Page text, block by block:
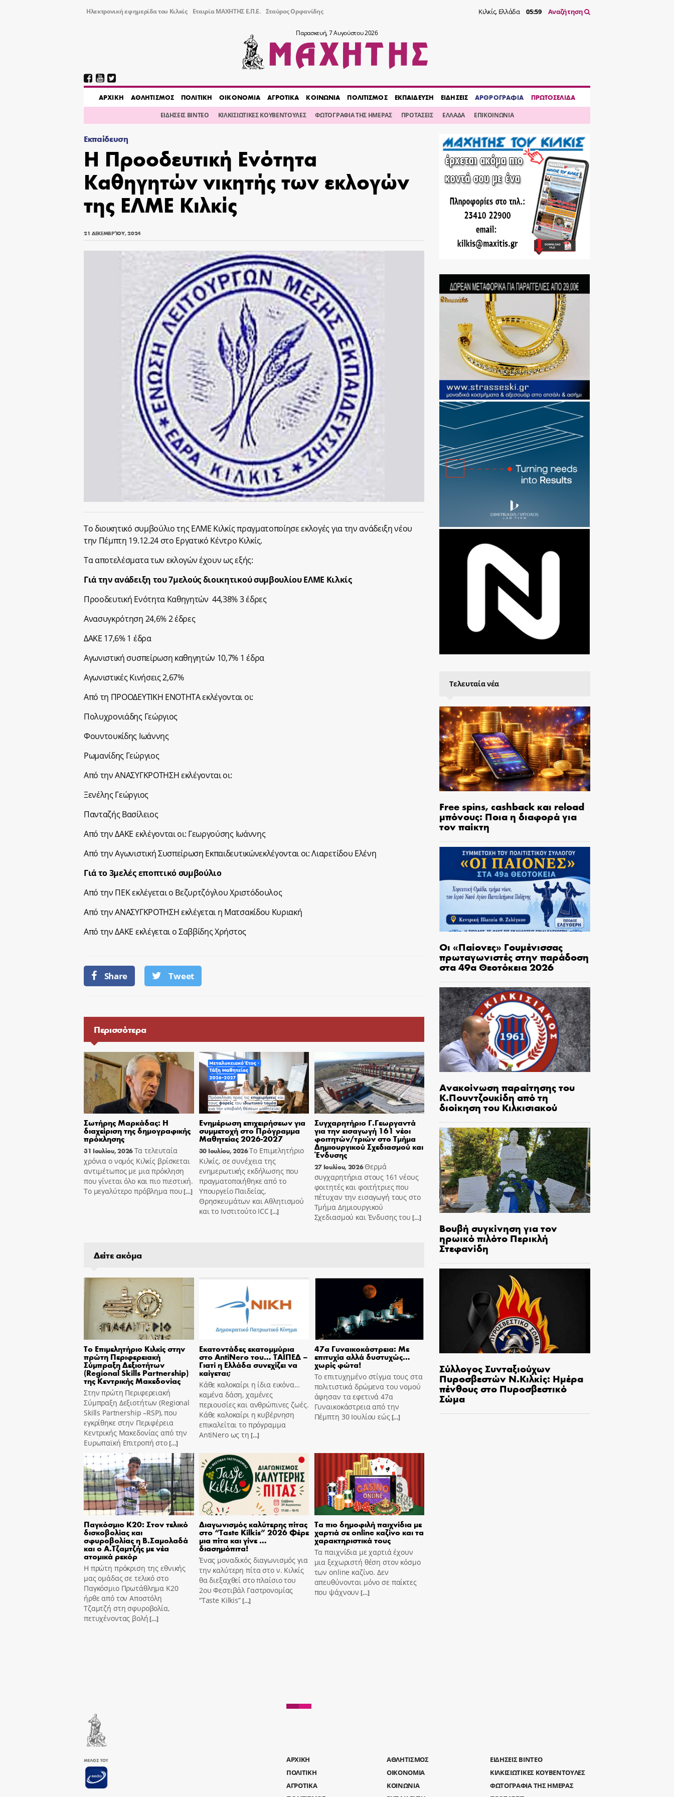
Ηλεκτρονική εφημερίδα του Κιλκίς Εταιρία ΜΑΧΗΤΗΣ Ε.Π.Ε. Σταύρος Ορφανίδης Κιλκίς, Ελλάδα 05:59 Αναζήτηση
Παρασκευή, 7 Αυγούστου 2026
AΡΧΙΚΗ ΑΘΛΗΤΙΣΜΟΣ ΠΟΛΙΤΙΚΗ ΟΙΚΟΝΟΜΙΑ ΑΓΡΟΤΙΚΑ ΚΟΙΝΩΝΙΑ ΠΟΛΙΤΙΣΜΟΣ ΕΚΠΑΙΔΕΥΣΗ ΕΙΔΗΣΕΙΣ ΑΡΘΡΟΓΡΑΦΙΑ ΠΡΩΤΟΣΕΛΙΔΑ
ΕΙΔΗΣΕΙΣ ΒΙΝΤΕΟ ΚΙΛΚΙΣΙΩΤΙΚΕΣ ΚΟΥΒΕΝΤΟΥΛΕΣ ΦΩΤΟΓΡΑΦΙΑ ΤΗΣ ΗΜΕΡΑΣ ΠΡΟΤΑΣΕΙΣ ΕΛΛΑΔΑ ΕΠΙΚΟΙΝΩΝΙΑ
Εκπαίδευση
Η Προοδευτική Ενότητα
Καθηγητών νικητής των εκλογών
της ΕΛΜΕ Κιλκίς
21 ΔΕΚΕΜΒΡΊΟΥ, 2024
To διοικητικό συμβούλιο της ΕΛΜΕ Κιλκίς πραγματοποίησε εκλογές για την ανάδειξη νέου
την Πέμπτη 19.12.24 στο Εργατικό Κέντρο Κιλκίς.
Τα αποτελέσματα των εκλογών έχουν ως εξής:
Γιά την ανάδειξη του 7μελούς διοικητικού συμβουλίου ΕΛΜΕ Κιλκίς
Προοδευτική Ενότητα Καθηγητών 44,38% 3 έδρες
Ανασυγκρότηση 24,6% 2 έδρες
ΔΑΚΕ 17,6% 1 έδρα
Αγωνιστική συσπείρωση καθηγητών 10,7% 1 έδρα
Αγωνιστικές Κινήσεις 2,67%
Από τη ΠΡΟΟΔΕΥΤΙΚΗ ΕΝΟΤΗΤΑ εκλέγονται οι:
Πολυχρονιάδης Γεώργιος
Φουντουκίδης Ιωάννης
Ρωμανίδης Γεώργιος
Από την ΑΝΑΣΥΓΚΡΟΤΗΣΗ εκλέγονται οι:
Ξενέλης Γεώργιος
Πανταζής Βασίλειος
Από την ΔΑΚΕ εκλέγονται οι: Γεωργούσης Ιωάννης
Από την Αγωνιστική Συσπείρωση Εκπαιδευτικώνεκλέγονται οι: Λιαρετίδου Ελένη
Γιά το 3μελές εποπτικό συμβούλιο
Από την ΠΕΚ εκλέγεται ο Βεζυρτζόγλου Χριστόδουλος
Από την ΑΝΑΣΥΓΚΡΟΤΗΣΗ εκλέγεται η Ματσακίδου Κυριακή
Από την ΔΑΚΕ εκλέγεται ο Σαββίδης Χρήστος
Share Tweet
Περισσότερα
Σωτήρης Μαρκάδας: Η
διαχείριση της δημογραφικής
πρόκλησης
31 Ιουλίου, 2026Τα τελευταία
χρόνια ο νομός Κιλκίς βρίσκεται
αντιμέτωπος με μια πρόκληση
που γίνεται όλο και πιο πιεστική.
Το μεγαλύτερο πρόβλημα που[…]
Ενημέρωση επιχειρήσεων για
συμμετοχή στο Πρόγραμμα
Μαθητείας 2026-2027
30 Ιουλίου, 2026Το Επιμελητήριο
Κιλκίς, σε συνέχεια της
ενημερωτικής εκδήλωσης που
πραγματοποιήθηκε από το
Υπουργείο Παιδείας,
Θρησκευμάτων και Αθλητισμού
και το Ινστιτούτο ICC[…]
Συγχαρητήριο Γ.Γεωργαντά
για την εισαγωγή 161 νέοι
φοιτητών/τριών στο Τμήμα
Δημιουργικού Σχεδιασμού και
Ένδυσης
27 Ιουλίου, 2026Θερμά
συγχαρητήρια στους 161 νέους
φοιτητές και φοιτήτριες που
πέτυχαν την εισαγωγή τους στο
Τμήμα Δημιουργικού
Σχεδιασμού και Ένδυσης του […]
Δείτε ακόμα
Το Επιμελητήριο Κιλκίς στην
πρώτη Περιφερειακή
Σύμπραξη Δεξιοτήτων
(Regional Skills Partnership)
της Κεντρικής Μακεδονίας
Στην πρώτη Περιφερειακή
Σύμπραξη Δεξιοτήτων (Regional
Skills Partnership –RSP), που
εγκρίθηκε στην Περιφέρεια
Κεντρικής Μακεδονίας από την
Ευρωπαϊκή Επιτροπή στο[…]
Εκατοντάδες εκατομμύρια
στο AntiNero του… ΤΑΙΠΕΔ –
Γιατί η Ελλάδα συνεχίζει να
καίγεται;
Κάθε καλοκαίρι η ίδια εικόνα…
καμένα δάση, χαμένες
περιουσίες και ανθρώπινες ζωές.
Κάθε καλοκαίρι η κυβέρνηση
επικαλείται το πρόγραμμα
AntiNero ως τη […]
47α Γυναικοκάστρεια: Με
επιτυχία αλλά δυστυχώς…
χωρίς φώτα!
Το επιτυχημένο στίγμα τους στα
πολιτιστικά δρώμενα του νομού
άφησαν τα εφετινά 47α
Γυναικοκάστρεια από την
Πέμπτη 30 Ιουλίου εώς[…]
Παγκόσμιο Κ20: Στον τελικό
δισκοβολίας και
σφυροβολίας η Β.Σαμολαδά
και ο Α.Τζαμτζής με νέα
ατομικά ρεκόρ
Η πρώτη πρόκριση της εθνικής
μας ομάδας σε τελικό στο
Παγκόσμιο Πρωτάθλημα Κ20
ήρθε από τον Αποστόλη
Τζαμτζή στη σφυροβολία,
πετυχένοντας βολή[…]
Διαγωνισμός καλύτερης πίτας
στο “Taste Kilkis” 2026 Φέρε
μια πίτα και γίνε …
διασημόπιτα!
Ένας μοναδικός διαγωνισμός για
την καλύτερη πίτα στο ν. Κιλκίς
θα διεξαχθεί στο πλαίσιο του
2ου Φεστιβάλ Γαστρονομίας
“Taste Kilkis”[…]
Τα πιο δημοφιλή παιχνίδια με
χαρτιά σε online καζίνο και τα
χαρακτηριστικά τους
Τα παιχνίδια με χαρτιά έχουν
μια ξεχωριστή θέση στον κόσμο
των online καζίνο. Δεν
απευθύνονται μόνο σε παίκτες
που ψάχνουν […]
Τελευταία νέα
Free spins, cashback και reload
μπόνους: Ποια η διαφορά για
τον παίκτη
Οι «Παίονες» Γουμένισσας
πρωταγωνιστές στην παράδοση
στα 49α Θεοτόκεια 2026
Ανακοίνωση παραίτησης του
Κ.Πουντζουκίδη από τη
διοίκηση του Κιλκισιακού
Βουβή συγκίνηση για τον
ηρωικό πιλότο Περικλή
Στεφανίδη
Σύλλογος Συνταξιούχων
Πυροσβεστών Ν.Κιλκίς: Ημέρα
πένθους στο Πυροσβεστικό
Σώμα
AΡΧΙΚΗ
ΑΘΛΗΤΙΣΜΟΣ
ΠΟΛΙΤΙΚΗ
ΟΙΚΟΝΟΜΙΑ
ΑΓΡΟΤΙΚΑ
ΚΟΙΝΩΝΙΑ
ΕΙΔΗΣΕΙΣ ΒΙΝΤΕΟ
ΚΙΛΚΙΣΙΩΤΙΚΕΣ ΚΟΥΒΕΝΤΟΥΛΕΣ
ΦΩΤΟΓΡΑΦΙΑ ΤΗΣ ΗΜΕΡΑΣ